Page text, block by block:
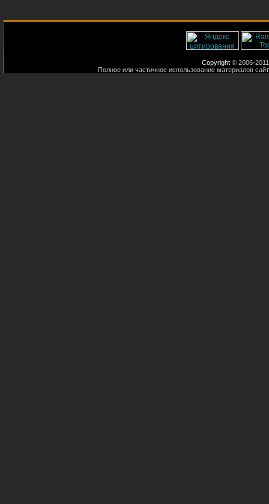
Copyright © 2006-
Полное или частичное использование материалов